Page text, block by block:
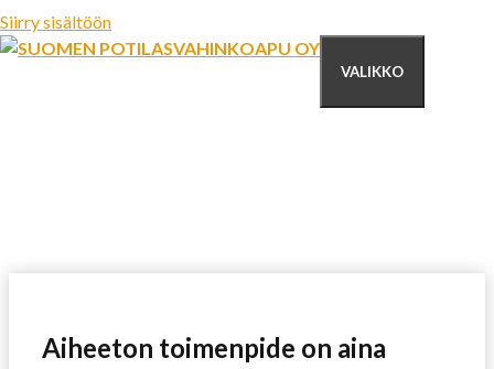
Siirry sisältöön
VALIKKO
Aiheeton toimenpide on aina